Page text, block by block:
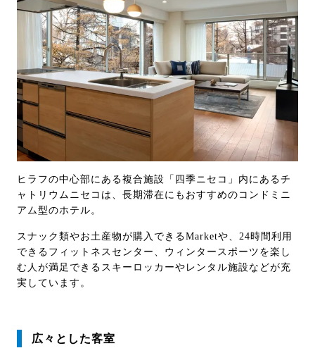
ヒラフの中心部にある複合施設「四季ニセコ」内にあるチ
ャトリウムニセコは、長期滞在にもおすすめのコンドミニ
アム型のホテル。
スナック類やお土産物が購入できるMarketや、24時間利用
できるフィットネスセンター、ウィンタースポーツを楽し
む人が満足できるスキーロッカーやレンタル施設などが充
実しています。
広々とした客室